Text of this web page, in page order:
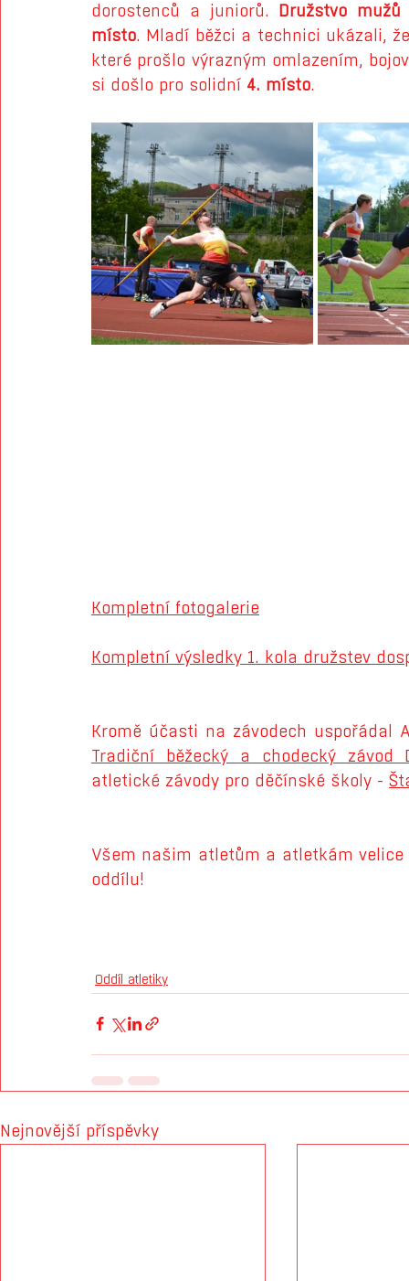
dorostenců a juniorů. Družstvo mužů
místo. Mladí běžci a technici ukázali,
které prošlo výrazným omlazením,
si došlo pro solidní 4. místo.
Kompletní fotogalerie
Kompletní výsledky 1. kola družstev
Tradiční běžecký a chodecký závod
atletické závody pro děčínské školy -
Všem našim atletům a atletkám velice
oddílu!
Oddíl atletiky
Nejnovější příspěvky